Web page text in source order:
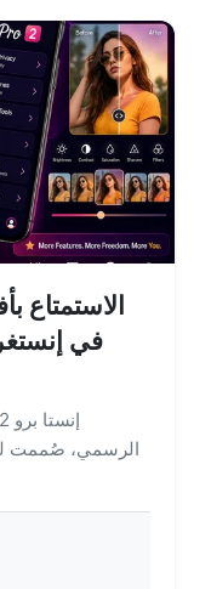
في
الرسمي، صُممت